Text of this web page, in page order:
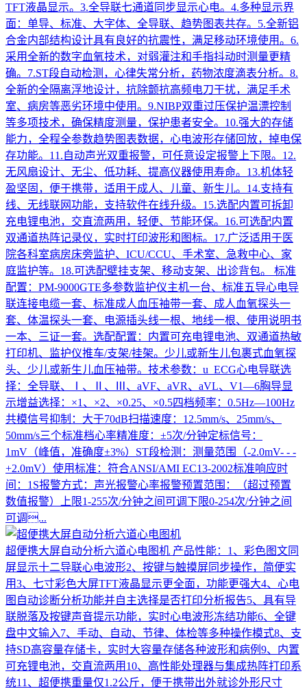
TFT液晶显示。3.全导联七通道同步显示心电。4.多种显示界
面：单导、标准、大字体、全导联、趋势图表共存。5.全新铝
合金内部结构设计具有良好的抗震性，满足移动环境使用。6.
采用全新的数字血氧技术，对弱灌注和手指抖动时测量更精
确。7.ST段自动检测，心律失常分析，药物浓度滴表分析。8.
全新的全隔离浮地设计，抗除颤抗高频电刀干扰，满足手术
室、病房等恶劣环境中使用。9.NIBP双重过压保护温漂控制
等多项技术，确保精度测量，保护患者安全。10.强大的存储
能力，全程全参数趋势图表数据，心电波形存储回放，掉电保
存功能。11.自动声光双重报警，可任意设定报警上下限。12.
无风扇设计、无尘、低功耗、提高仪器使用寿命。13.机体轻
盈坚固，便于携带，适用于成人、儿童、新生儿。14.支持有
线、无线联网功能，支持软件在线升级。15.选配内置可拆卸
充电锂电池，交直流两用，轻便、节能环保。16.可选配内置
双通道热阵记录仪，实时打印波形和图标。17.广泛适用于医
院各科室病房床旁监护、ICU/CCU、手术室、急救中心、家
庭监护等。18.可选配壁挂支架、移动支架、出诊背包。 标准
配置：PM-9000GTE多参数监护仪主机一台、标准五导心电导
联连接电缆一套、标准成人血压袖带一套、成人血氧探头一
套、体温探头一套、电源插头线一根、地线一根、使用说明书
一本、三证一套。选配配置：内置可充电锂电池、双通道热敏
打印机、监护仪推车/支架/挂架。少儿或新生儿包裹式血氧探
头、少儿或新生儿血压袖带。技术参数：u ECG心电导联选
择：全导联、Ⅰ、Ⅱ、Ⅲ、aVF、aVR、aVL、V1—6胸导显
示增益选择：×1、×2、×0.25、×0.5四档频率：0.5Hz—100Hz
共模信号抑制：大于70dB扫描速度：12.5mm/s、25mm/s、
50mm/s三个标准档心率精准度：±5次/分钟定标信号：
1mV（峰值，准确度±3%）ST段检测：测量范围（-2.0mV- - -
+2.0mV）使用标准：符合ANSI/AMI EC13-2002标准响应时
间：1S报警方式：声光报警心率报警预置范围：（超过预置
数值报警）上限1-255次/分钟之间可调下限0-254次/分钟之间
可调...
超便携大屏自动分析六道心电图机 产品性能：1、彩色图文同
屏显示十二导联心电波形2、按键与触摸屏同步操作，简便实
用3、七寸彩色大屏TFT液晶显示更全面，功能更强大4、心电
图自动诊断分析功能并自主选择是否打印分析报告5、具有导
联脱落及按键声音提示功能，实时心电波形冻结功能6、全键
盘中文输入7、手动、自动、节律、体检等多种操作模式8、支
持SD高容量存储卡，实时大容量存储各种波形和病例9、内置
可充锂电池，交直流两用10、高性能处理器与集成热阵打印系
统11、超便携重量仅1.2公斤，便于携带出外就诊外形尺寸